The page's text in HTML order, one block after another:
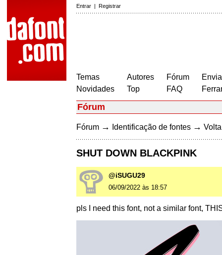
Entrar | Registrar
Temas
Novidades
Autores
Top
Fórum
FAQ
Fórum
Fórum → Identificação de fontes →
SHUT DOWN BLACKPINK
@iSUGU29
06/09/2022 às 18:57
pls I need this font, not a similar font,